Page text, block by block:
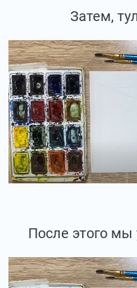
Затем,
После этого